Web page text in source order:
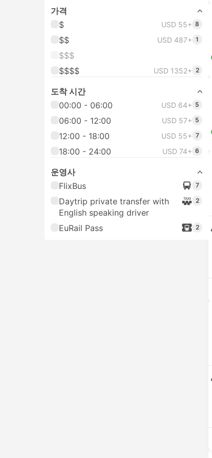
가격
$
USD 55+ 8
$$ USD 487+ 1
$$$
$$$$
USD 1352+ 2
도착 시간
00:00 - 06:00
USD 64+ 5
06:00 - 12:00 USD 57+ 5
12:00 - 18:00 USD 55+ 7
18:00 - 24:00 USD 74+ 6
운영사
FlixBus
7
Daytrip private transfer with
English speaking driver
2
EuRail Pass 2